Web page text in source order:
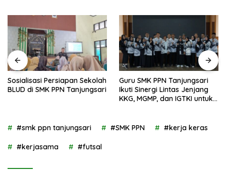
Sosialisasi Persiapan Sekolah
BLUD di SMK PPN Tanjungsari
Guru SMK PPN Tanjungsari
Ikuti Sinergi Lintas Jenjang
KKG, MGMP, dan IGTKI untuk
#smk ppn tanjungsari
#SMK PPN #kerja keras
#kerjasama #futsal